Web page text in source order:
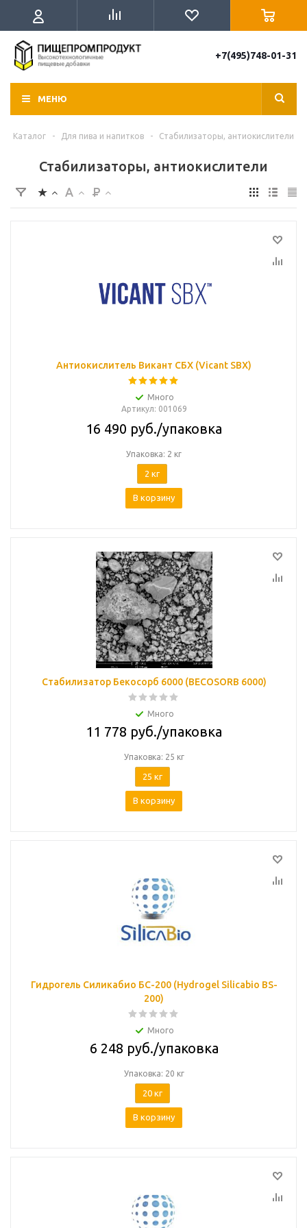
+7(495)748-01-31
МЕНЮ
Каталог - Для пива и напитков - Стабилизаторы, антиокислители
Стабилизаторы, антиокислители
Антиокислитель Викант СБХ (Vicant SBX)
Много
Артикул: 001069
16 490 руб./упаковка
Упаковка: 2 кг
2 кг
В корзину
Стабилизатор Бекосорб 6000 (BECOSORB 6000)
Много
11 778 руб./упаковка
Упаковка: 25 кг
25 кг
В корзину
Гидрогель Силикабио БС-200 (Hydrogel Silicabio ВS-
200)
Много
6 248 руб./упаковка
Упаковка: 20 кг
20 кг
В корзину